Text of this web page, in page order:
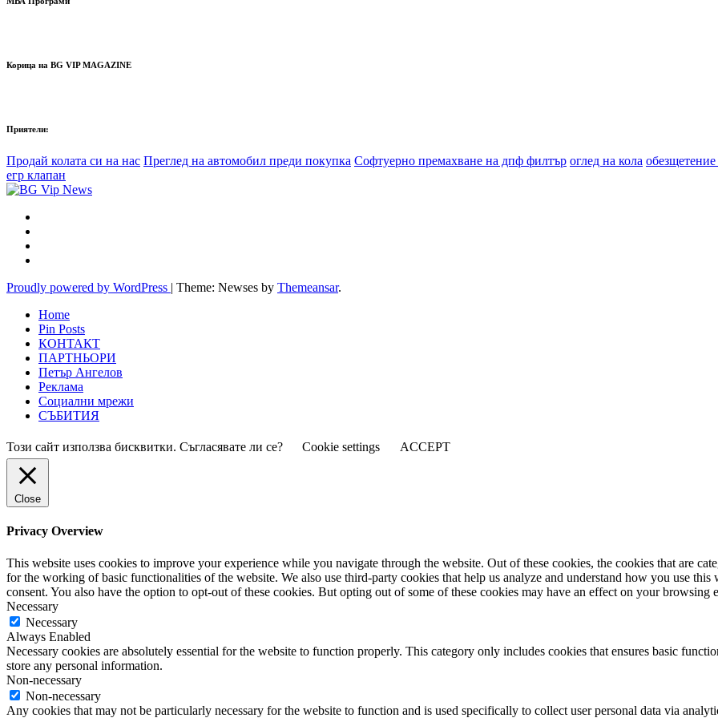
Корица на BG VIP MAGAZINE
Приятели:
Продай колата си на нас Преглед на автомобил преди покупка Софтуерно премахване на дпф филтър оглед на кола
егр клапан
Proudly powered by WordPress | Theme: Newses by Themeansar.
Home
Pin Posts
КОНТАКТ
ПАРТНЬОРИ
Петър Ангелов
Реклама
Социални мрежи
СЪБИТИЯ
Този сайт използва бисквитки. Съгласявате ли се? Cookie settings ACCEPT
Close
Privacy Overview
This website uses cookies to improve your experience while you navigate through the website. Out of these cookies, the cookies that are
for the working of basic functionalities of the website. We also use third-party cookies that help us analyze and understand how you use
consent. You also have the option to opt-out of these cookies. But opting out of some of these cookies may have an effect on your browsing
Necessary
Necessary
Always Enabled
Necessary cookies are absolutely essential for the website to function properly. This category only includes cookies that ensures basic
store any personal information.
Non-necessary
Non-necessary
Any cookies that may not be particularly necessary for the website to function and is used specifically to collect user personal data via